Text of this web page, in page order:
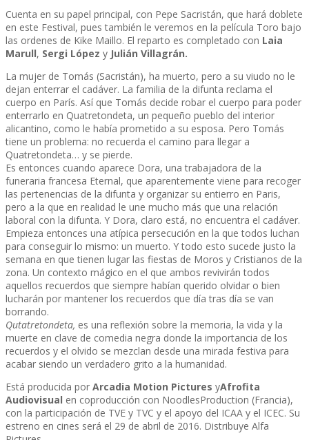
Cuenta en su papel principal, con Pepe Sacristán, que hará doblete
en este Festival, pues también le veremos en la película Toro bajo
las ordenes de Kike Maillo. El reparto es completado con Laia
Marull, Sergi López y Julián Villagrán.
La mujer de Tomás (Sacristán), ha muerto, pero a su viudo no le
dejan enterrar el cadáver. La familia de la difunta reclama el
cuerpo en París. Así que Tomás decide robar el cuerpo para poder
enterrarlo en Quatretondeta, un pequeño pueblo del interior
alicantino, como le había prometido a su esposa. Pero Tomás
tiene un problema: no recuerda el camino para llegar a
Quatretondeta… y se pierde.
Es entonces cuando aparece Dora, una trabajadora de la
funeraria francesa Eternal, que aparentemente viene para recoger
las pertenencias de la difunta y organizar su entierro en Paris,
pero a la que en realidad le une mucho más que una relación
laboral con la difunta. Y Dora, claro está, no encuentra el cadáver.
Empieza entonces una atípica persecución en la que todos luchan
para conseguir lo mismo: un muerto. Y todo esto sucede justo la
semana en que tienen lugar las fiestas de Moros y Cristianos de la
zona. Un contexto mágico en el que ambos revivirán todos
aquellos recuerdos que siempre habían querido olvidar o bien
lucharán por mantener los recuerdos que día tras día se van
borrando.
Qutatretondeta, es una reflexión sobre la memoria, la vida y la
muerte en clave de comedia negra donde la importancia de los
recuerdos y el olvido se mezclan desde una mirada festiva para
acabar siendo un verdadero grito a la humanidad.
Está producida por Arcadia Motion Pictures yAfrofita
Audiovisual en coproducción con NoodlesProduction (Francia),
con la participación de TVE y TVC y el apoyo del ICAA y el ICEC. Su
estreno en cines será el 29 de abril de 2016. Distribuye Alfa